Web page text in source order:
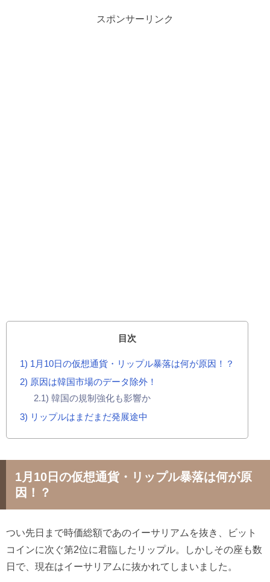
スポンサーリンク
目次
1
1月10日の仮想通貨・リップル暴落は何が原因！？
2
原因は韓国市場のデータ除外！
2.1 韓国の規制強化も影響か
3 リップルはまだまだ発展途中
1月10日の仮想通貨・リップル暴落は何が原
因！？
つい先日まで時価総額であのイーサリアムを抜き、ビット
コインに次ぐ第2位に君臨したリップル。しかしその座も数
日で、現在はイーサリアムに抜かれてしまいました。